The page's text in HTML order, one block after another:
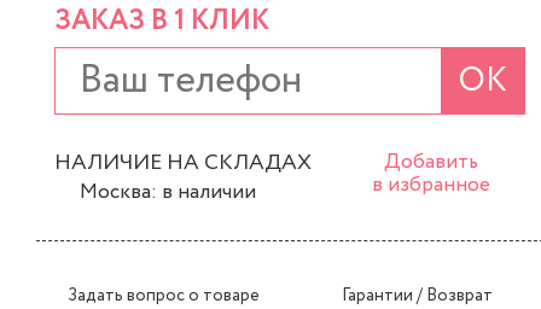
ЗАКАЗ В 1 КЛИК
ОК
НАЛИЧИЕ НА СКЛАДАХ
Москва: в наличии
Добавить
в избранное
Задать вопрос о товаре Гарантии / Возврат